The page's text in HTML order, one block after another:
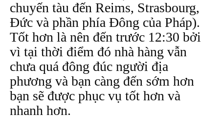
chuyến tàu đến Reims, Strasbourg,
Đức và phần phía Đông của Pháp).
Tốt hơn là nên đến trước 12:30 bởi
vì tại thời điểm đó nhà hàng vẫn
chưa quá đông đúc người địa
phương và bạn càng đến sớm hơn
bạn sẽ được phục vụ tốt hơn và
nhanh hơn.